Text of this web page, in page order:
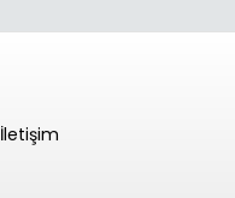
İletişim